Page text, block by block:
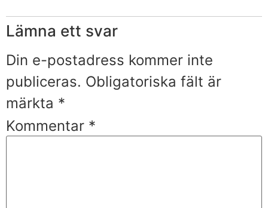
Lämna ett svar
Din e-postadress kommer inte
publiceras. Obligatoriska fält är
märkta *
Kommentar *